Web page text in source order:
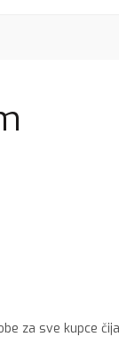
za sve kupce